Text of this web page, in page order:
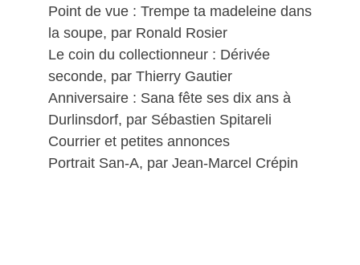
Point de vue : Trempe ta madeleine dans
la soupe, par Ronald Rosier
Le coin du collectionneur : Dérivée
seconde, par Thierry Gautier
Anniversaire : Sana fête ses dix ans à
Durlinsdorf, par Sébastien Spitareli
Courrier et petites annonces
Portrait San-A, par Jean-Marcel Crépin